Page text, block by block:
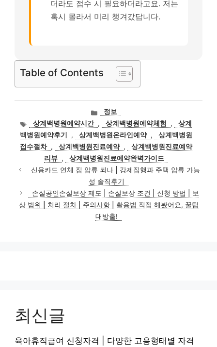
더라도 접수 시 필요하더라고요. 저는
혹시 몰라서 미리 챙겨갔답니다.
Table of Contents
카
고
리
정보
태
그
상계백병원예약시간 , 상계백병원예약체험 ,
상계
백병원예약후기
, 상계백병원온라인예약 ,
상계백병원
접수절차 , 상계백병원진료예약 ,
상계백병원진료예약
리뷰 ,
상계백병원진료예약완벽가이드
신용카드 연체 집 압류 되나 | 강제집행과 주택 압류 가능
성 솔직후기
손실공인손실보상 제도 | 손실보상 조건 | 신청 방법 | 보
상 범위 | 처리 절차 | 주의사항 | 활용법 직접 해봤어요, 꿀팁
대방출!
최신글
육아휴직급여 신청자격 | 다양한 고용형태별 자격